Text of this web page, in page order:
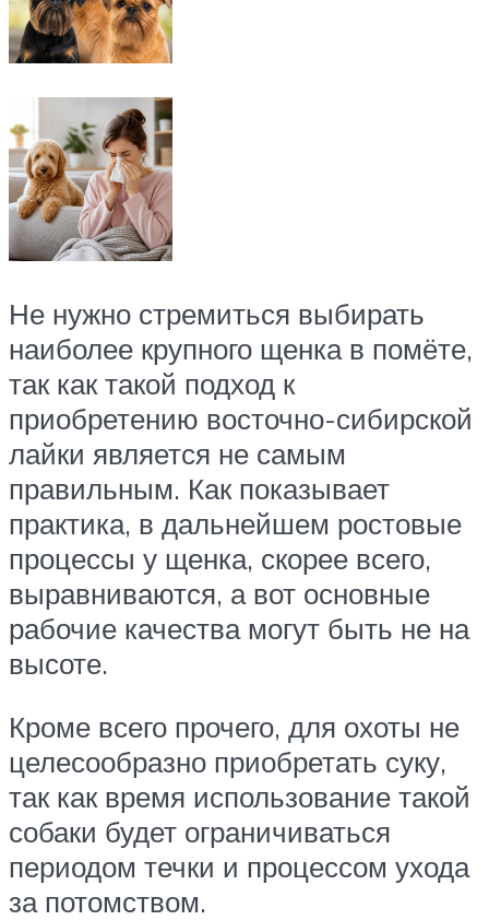
Не нужно стремиться выбирать
наиболее крупного щенка в помёте,
так как такой подход к
приобретению восточно-сибирской
лайки является не самым
правильным. Как показывает
практика, в дальнейшем ростовые
процессы у щенка, скорее всего,
выравниваются, а вот основные
рабочие качества могут быть не на
высоте.
Кроме всего прочего, для охоты не
целесообразно приобретать суку,
так как время использование такой
собаки будет ограничиваться
периодом течки и процессом ухода
за потомством.